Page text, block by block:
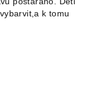
k tomu